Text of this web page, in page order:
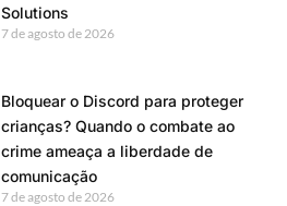
Solutions
7 de agosto de 2026
Bloquear o Discord para proteger
crianças? Quando o combate ao
crime ameaça a liberdade de
comunicação
7 de agosto de 2026